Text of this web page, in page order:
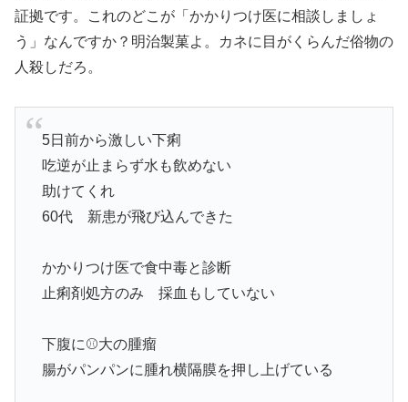
証拠です。これのどこが「かかりつけ医に相談しましょ
う」なんですか？明治製菓よ。カネに目がくらんだ俗物の
人殺しだろ。
5日前から激しい下痢
吃逆が止まらず水も飲めない
助けてくれ
60代 新患が飛び込んできた
かかりつけ医で食中毒と診断
止痢剤処方のみ 採血もしていない
下腹に⚾️大の腫瘤
腸がパンパンに腫れ横隔膜を押し上げている